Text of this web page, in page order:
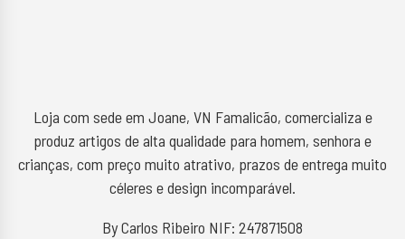
Loja com sede em Joane, VN Famalicão, comercializa e
produz artigos de alta qualidade para homem, senhora e
crianças, com preço muito atrativo, prazos de entrega muito
céleres e design incomparável.
By Carlos Ribeiro NIF: 247871508